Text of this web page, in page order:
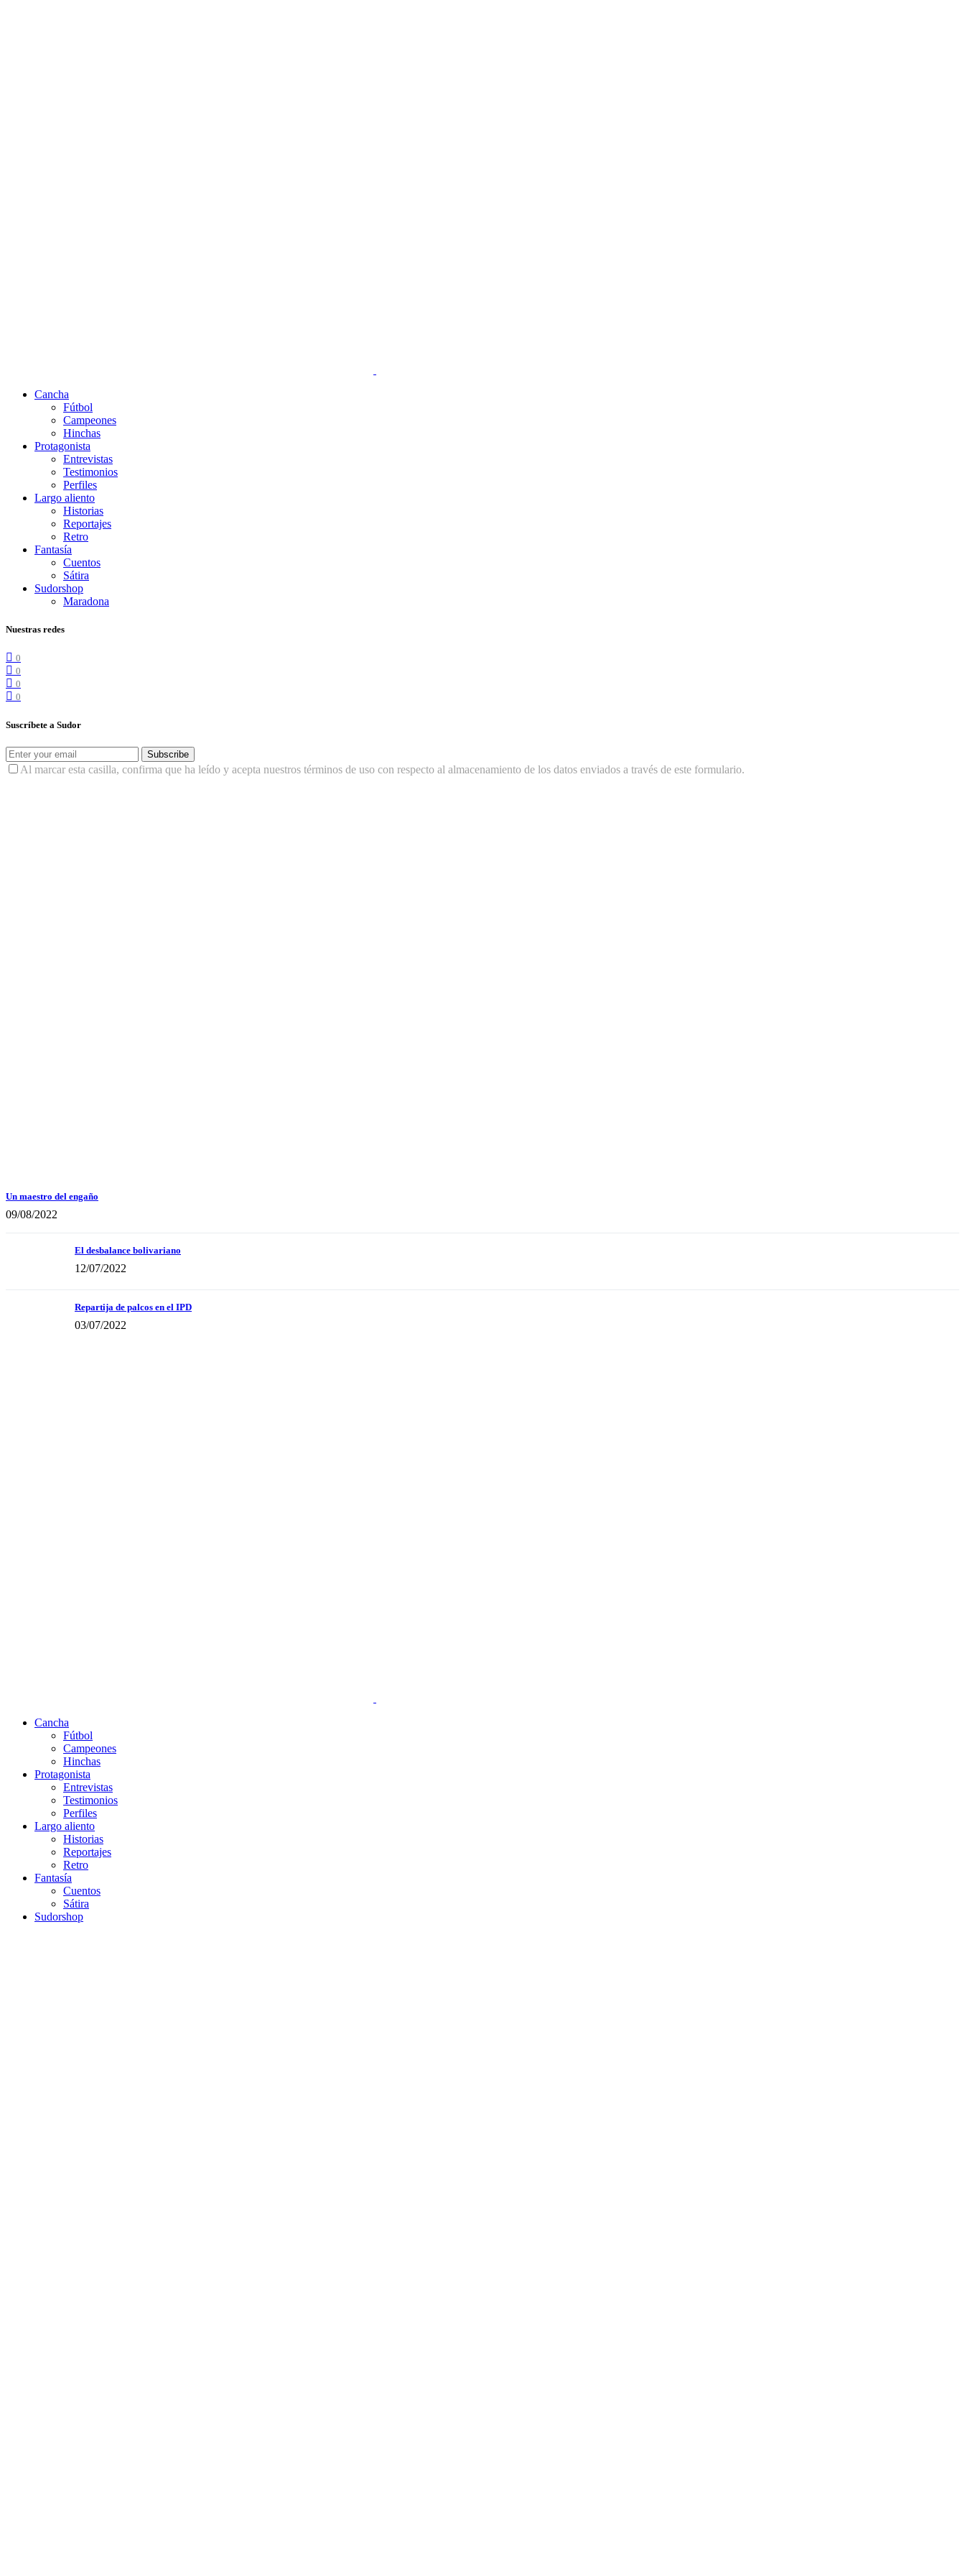
Cancha
Fútbol
Campeones
Hinchas
Protagonista
Entrevistas
Testimonios
Perfiles
Largo aliento
Historias
Reportajes
Retro
Fantasía
Cuentos
Sátira
Sudorshop
Maradona
Nuestras redes
0
0
0
0
Suscríbete a Sudor
Subscribe
Al marcar esta casilla, confirma que ha leído y acepta nuestros términos de uso con respecto al almacenamiento de los datos enviados a través de este formulario.
Un maestro del engaño
09/08/2022
El desbalance bolivariano
12/07/2022
Repartija de palcos en el IPD
03/07/2022
Cancha
Fútbol
Campeones
Hinchas
Protagonista
Entrevistas
Testimonios
Perfiles
Largo aliento
Historias
Reportajes
Retro
Fantasía
Cuentos
Sátira
Sudorshop